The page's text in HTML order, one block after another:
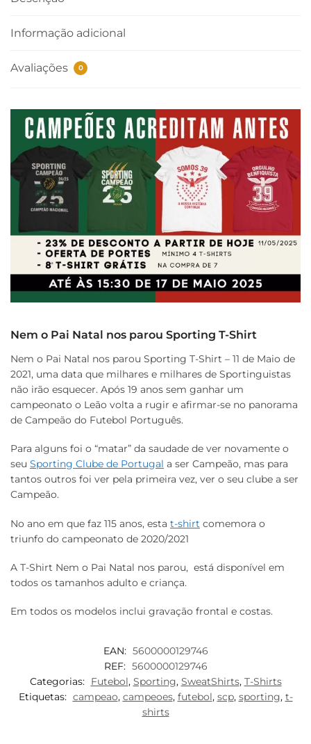
Informação adicional
Avaliações 0
Nem o Pai Natal nos parou Sporting T-Shirt
Nem o Pai Natal nos parou Sporting T-Shirt – 11 de Maio de
2021, uma data que milhares e milhares de Sportinguistas
não irão esquecer. Após 19 anos sem ganhar um
campeonato o Leão volta a rugir e afirmar-se no panorama
de Campeão do Futebol Português.
Para alguns foi o “matar” da saudade de ver novamente o
seu Sporting Clube de Portugal a ser Campeão, mas para
tantos outros foi ver pela primeira vez, ver o seu clube a ser
Campeão.
No ano em que faz 115 anos, esta t-shirt comemora o
triunfo do campeonato de 2020/2021
A T-Shirt Nem o Pai Natal nos parou, está disponível em
todos os tamanhos adulto e criança.
Em todos os modelos inclui gravação frontal e costas.
EAN: 5600000129746
REF: 5600000129746
Categorias: Futebol, Sporting, SweatShirts, T-Shirts
Etiquetas: campeao, campeoes, futebol, scp, sporting, t-
shirts